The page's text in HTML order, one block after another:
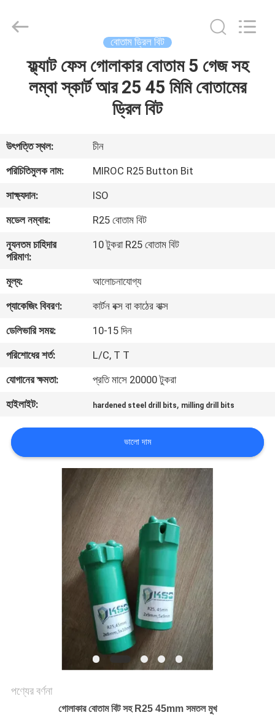
আমাদের
সম্পর্কে
কারখানা
ভ্রমণ
নিয়ন্ত্রণ
যোগাযোগ
করুন
উদ্ধৃতির
জন্য
আবেদন
বোতাম ড্রিল বিট
ফ্ল্যাট ফেস গোলাকার বোতাম 5 গেজ সহ
লম্বা স্কার্ট আর 25 45 মিমি বোতামের
ড্রিল বিট
উৎপত্তি স্থল:
চীন
পরিচিতিমুলক নাম:
MIROC R25 Button Bit
সাক্ষ্যদান:
ISO
মডেল নম্বার:
R25 বোতাম বিট
ন্যূনতম চাহিদার
পরিমাণ:
10 টুকরা R25 বোতাম বিট
মূল্য:
আলোচনাযোগ্য
প্যাকেজিং বিবরণ:
কার্টন বক্স বা কাঠের বাক্স
ডেলিভারি সময়:
10-15 দিন
পরিশোধের শর্ত:
L/C, T T
যোগানের ক্ষমতা:
প্রতি মাসে 20000 টুকরা
হাইলাইট:
hardened steel drill bits, milling drill bits
ভালো দাম
পণ্যের বর্ণনা
গোলাকার বোতাম বিট সহ R25 45mm সমতল মুখ